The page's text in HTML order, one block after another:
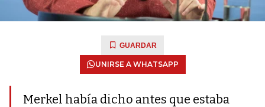
GUARDAR
UNIRSE A WHATSAPP
Merkel había dicho antes que estaba